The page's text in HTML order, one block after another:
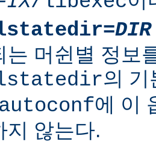
DIR
는 머쉰별 정보
의
autoconf에 이
지 않는다.